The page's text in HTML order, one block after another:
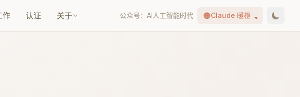
作 认证 关于 公众号：AI人工智能时代 🟠Claude 暖橙